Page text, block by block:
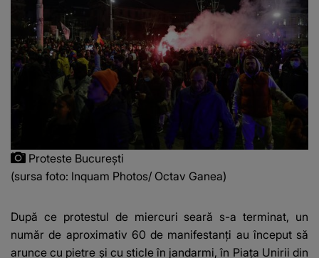
Proteste București
(sursa foto: Inquam Photos/ Octav Ganea)
După ce protestul de miercuri seară s-a terminat, un
număr de aproximativ 60 de manifestanți au început să
arunce cu pietre și cu sticle în jandarmi, în Piața Unirii din